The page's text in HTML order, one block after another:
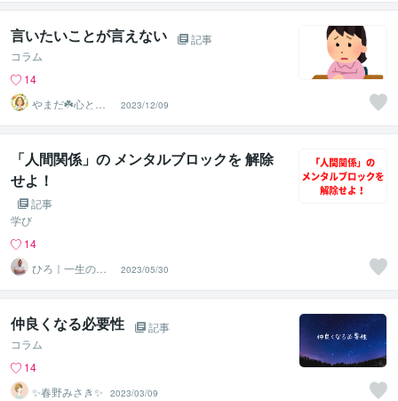
言いたいことが言えない
記事
コラム
14
やまだ☘️心と頭
がスッキリ整う
サロン
2023/12/09
「人間関係」の メンタルブロックを 解除
せよ！
記事
学び
14
ひろ｜一生の自
信を育てる心理
学の専門家
2023/05/30
仲良くなる必要性
記事
コラム
14
✨春野みさき✨
2023/03/09